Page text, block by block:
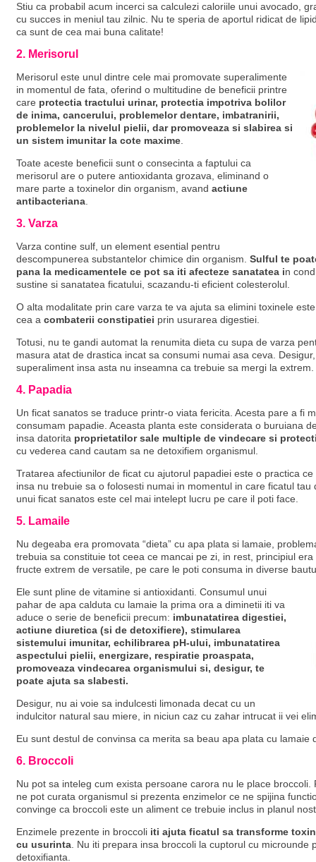
Stiu ca probabil acum incerci sa calculezi caloriile unui avocado,
cu succes in meniul tau zilnic. Nu te speria de aportul ridicat de
ca sunt de cea mai buna calitate!
2. Merisorul
Merisorul este unul dintre cele mai promovate superalimente
in momentul de fata, oferind o multitudine de beneficii printre
care protectia tractului urinar, protectia impotriva bolilor
de inima, cancerului, problemelor dentare, imbatranirii,
problemelor la nivelul pielii, dar promoveaza si slabirea si
un sistem imunitar la cote maxime
Toate aceste beneficii sunt o consecinta a faptului ca
merisorul are o putere antioxidanta grozava, eliminand o
mare parte a toxinelor din organism, avand actiune
antibacteriana
3. Varza
Varza contine sulf, un element esential pentru
descompunerea substantelor chimice din organism. Sulful te
pana la medicamentele ce pot sa iti afecteze sanatatea in
sustine si sanatatea ficatului, scazandu-ti eficient colesterolul.
O alta modalitate prin care varza te va ajuta sa elimini toxinele
cea a combaterii constipatiei prin usurarea digestiei.
Totusi, nu te gandi automat la renumita dieta cu supa de varza
masura atat de drastica incat sa consumi numai asa ceva.
superaliment insa asta nu inseamna ca trebuie sa mergi la extrem.
4. Papadia
Un ficat sanatos se traduce printr-o viata fericita. Acesta pare a fi
consumam papadie. Aceasta planta este considerata o buruiana
insa datorita proprietatilor sale multiple de vindecare si
cu vederea cand cautam sa ne detoxifiem organismul.
Tratarea afectiunilor de ficat cu ajutorul papadiei este o practica
insa nu trebuie sa o folosesti numai in momentul in care ficatul
unui ficat sanatos este cel mai intelept lucru pe care il poti face.
5. Lamaile
Nu degeaba era promovata “dieta” cu apa plata si lamaie,
trebuia sa constituie tot ceea ce mancai pe zi, in rest, principiul
fructe extrem de versatile, pe care le poti consuma in diverse
Ele sunt pline de vitamine si antioxidanti. Consumul unui
pahar de apa calduta cu lamaie la prima ora a diminetii iti va
aduce o serie de beneficii precum: imbunatatirea digestiei,
actiune diuretica (si de detoxifiere), stimularea
sistemului imunitar, echilibrarea pH-ului, imbunatatirea
aspectului pielii, energizare, respiratie proaspata,
promoveaza vindecarea organismului si, desigur, te
poate ajuta sa slabesti.
Desigur, nu ai voie sa indulcesti limonada decat cu un
indulcitor natural sau miere, in niciun caz cu zahar intrucat ii vei
Eu sunt destul de convinsa ca merita sa beau apa plata cu lamaie
6. Broccoli
Nu pot sa inteleg cum exista persoane carora nu le place
ne pot curata organismul si prezenta enzimelor ce ne spijina
convinge ca broccoli este un aliment ce trebuie inclus in planul
Enzimele prezente in broccoli iti ajuta ficatul sa transforme
cu usurinta . Nu iti prepara insa broccoli la cuptorul cu
detoxifianta.